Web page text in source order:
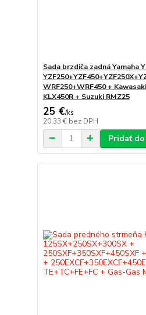
Sada brzdiča zadná Yamaha
WRF250+WRF450 +
KLX450R + Suzuki RMZ25
25 €/ks
20,33 € bez DPH
Pridať